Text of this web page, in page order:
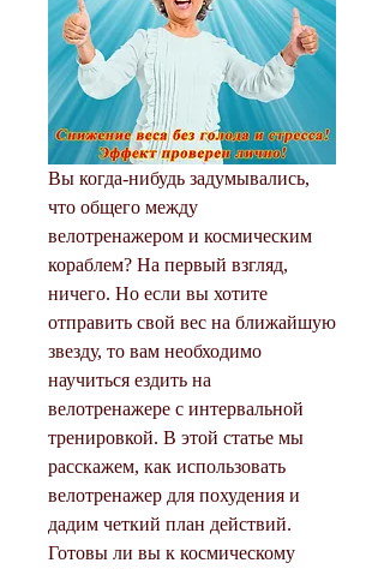
Вы когда-нибудь задумывались,
что общего между
велотренажером и космическим
кораблем? На первый взгляд,
ничего. Но если вы хотите
отправить свой вес на ближайшую
звезду, то вам необходимо
научиться ездить на
велотренажере с интервальной
тренировкой. В этой статье мы
расскажем, как использовать
велотренажер для похудения и
дадим четкий план действий.
Готовы ли вы к космическому